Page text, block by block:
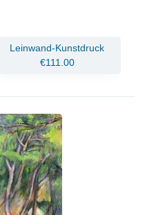
Leinwand-Kunstdruck
€111.00